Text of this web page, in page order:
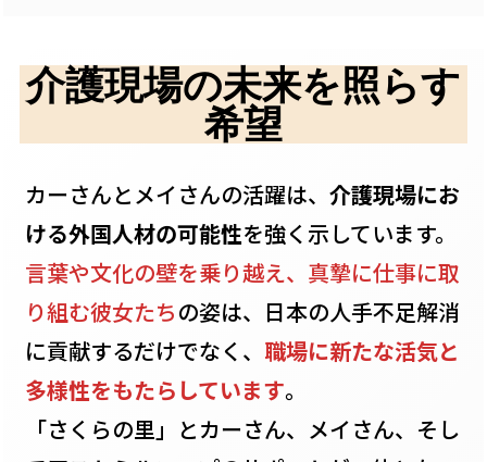
介護現場の未来を照らす
希望
カーさんとメイさんの活躍は、介護現場にお
ける外国人材の可能性を強く示しています。
言葉や文化の壁を乗り越え、真摯に仕事に取
り組む彼女たちの姿は、日本の人手不足解消
に貢献するだけでなく、 職場に新たな活気と
多様性をもたらしています。
「さくらの里」とカーさん、メイさん、そし